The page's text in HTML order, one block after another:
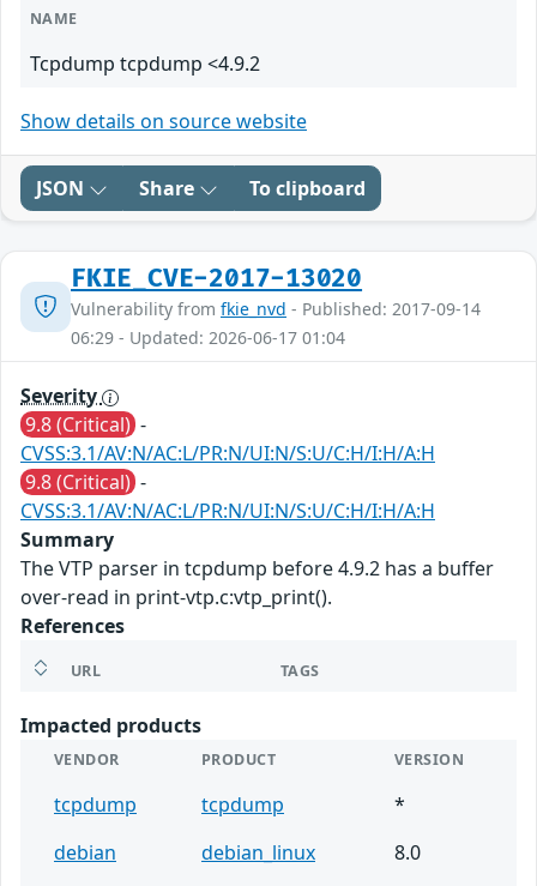
NAME
Tcpdump tcpdump <4.9.2
Show details on source website
JSON Share To clipboard
FKIE_CVE-2017-13020
Vulnerability from fkie_nvd - Published: 2017-09-14
06:29 - Updated: 2026-06-17 01:04
Severity
9.8 (Critical) -
CVSS:3.1/AV:N/AC:L/PR:N/UI:N/S:U/C:H/I:H/A:H
9.8 (Critical) -
CVSS:3.1/AV:N/AC:L/PR:N/UI:N/S:U/C:H/I:H/A:H
Summary
The VTP parser in tcpdump before 4.9.2 has a buffer
over-read in print-vtp.c:vtp_print().
References
URL TAGS
Impacted products
VENDOR PRODUCT VERSION
tcpdump tcpdump
*
debian
debian_linux
8.0